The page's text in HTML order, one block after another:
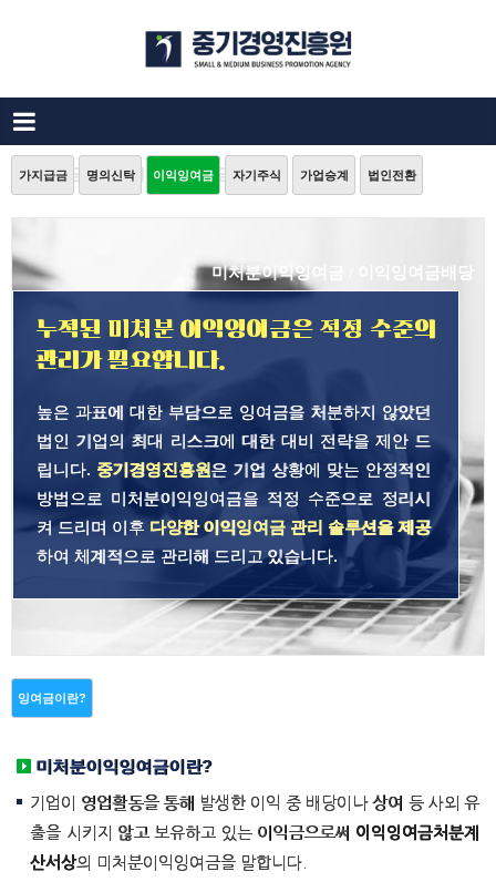
이익잉여금배당 미처분이익잉여금정리
가지급금 명의신탁 이익잉여금 자기주식 가업승계 법인전환
미처분이익잉여금 / 이익잉여금배당
누적된 미처분 이익잉여금은 적정 수준의
관리가 필요합니다.
높은 과표에 대한 부담으로 잉여금을 처분하지 않았던
법인 기업의 최대 리스크에 대한 대비 전략을 제안 드
립니다. 중기경영진흥원은 기업 상황에 맞는 안정적인
방법으로 미처분이익잉여금을 적정 수준으로 정리시
켜 드리며 이후 다양한 이익잉여금 관리 솔루션을 제공
하여 체계적으로 관리해 드리고 있습니다.
잉여금이란?
미처분이익잉여금이란?
기업이 영업활동을 통해 발생한 이익 중 배당이나 상여 등 사외 유
출을 시키지 않고 보유하고 있는 이익금으로써 이익잉여금처분계
산서상의 미처분이익잉여금을 말합니다.